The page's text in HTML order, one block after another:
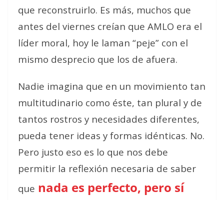
que reconstruirlo. Es más, muchos que
antes del viernes creían que AMLO era el
líder moral, hoy le laman “peje” con el
mismo desprecio que los de afuera.
Nadie imagina que en un movimiento tan
multitudinario como éste, tan plural y de
tantos rostros y necesidades diferentes,
pueda tener ideas y formas idénticas. No.
Pero justo eso es lo que nos debe
permitir la reflexión necesaria de saber
que nada es perfecto, pero sí